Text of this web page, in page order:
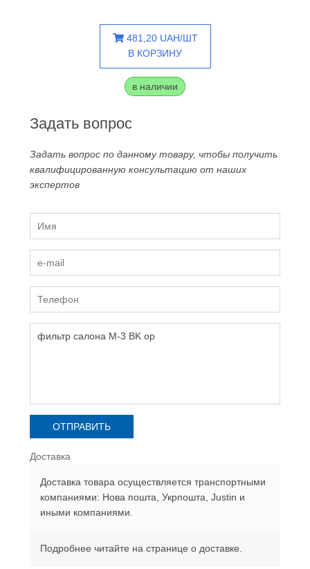
481,20 UAH/ШТ
В КОРЗИНУ
в наличии
Задать вопрос
Задать вопрос по данному товару, чтобы получить
квалифицированную консультацию от наших
экспертов
Доставка
Доставка товара осуществляется транспортными
компаниями: Нова пошта, Укрпошта, Justin и
иными компаниями.
Подробнее читайте на странице о доставке.